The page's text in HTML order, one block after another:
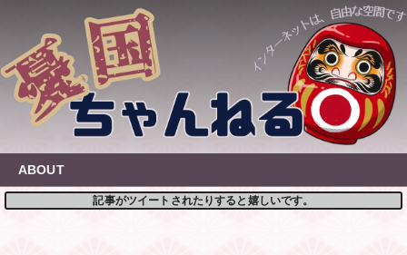
content
ABOUT
記事がツイートされたりすると嬉しいです。